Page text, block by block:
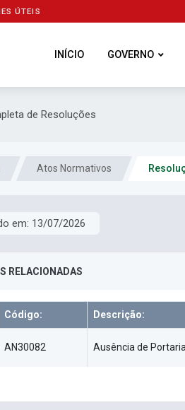
ÚTEIS
INÍCIO GOVERNO
de Resoluções
Atos Normativos
em: 13/07/2026
RELACIONADAS
Código: Descrição:
AN30082 Ausência de